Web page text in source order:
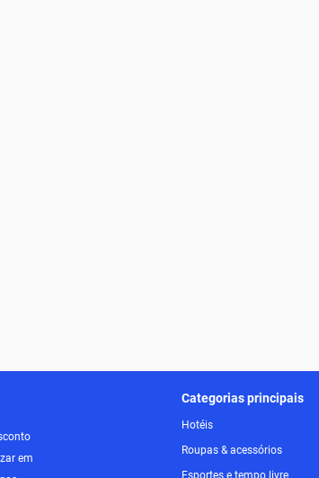
em
Categorias principais
Hotéis
Roupas & acessórios
Esportes e tempo livre